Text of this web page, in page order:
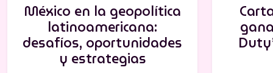
México en la geopolítica
latinoamericana:
desafíos, oportunidades
y estrategias